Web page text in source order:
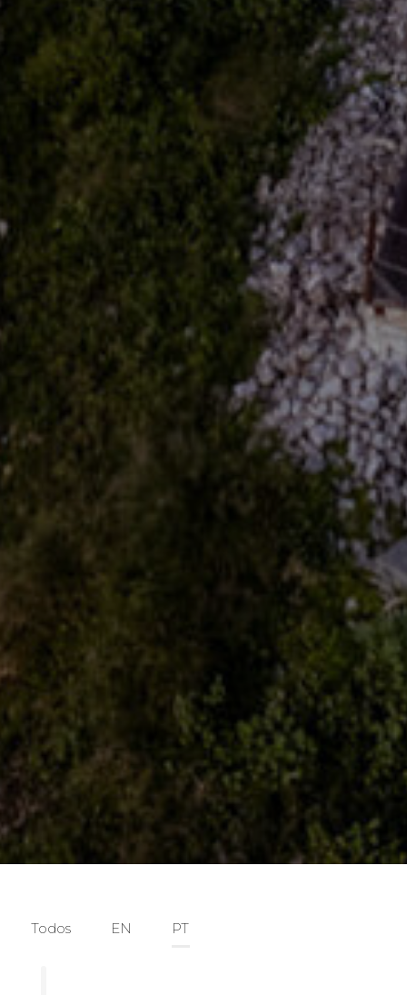
Todos EN PT